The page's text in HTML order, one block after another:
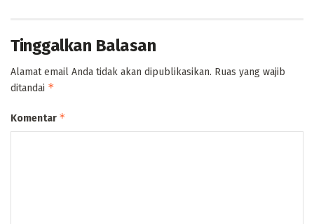
Tinggalkan Balasan
Alamat email Anda tidak akan dipublikasikan. Ruas yang wajib
ditandai *
Komentar *